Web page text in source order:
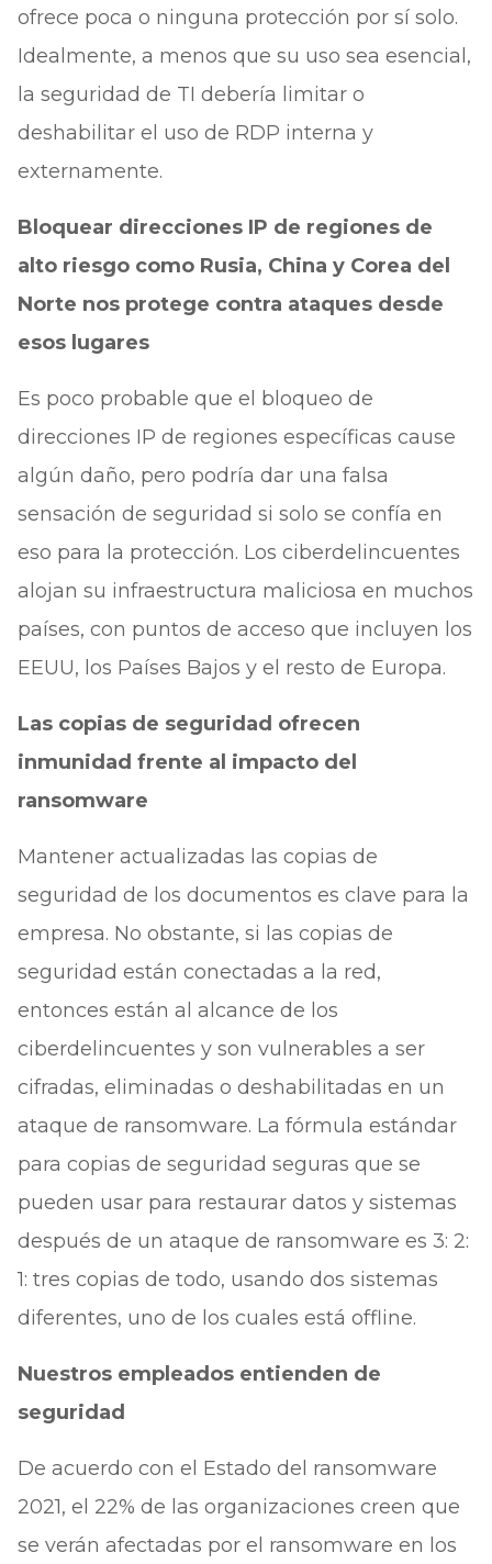
ofrece poca o ninguna protección por sí solo.
Idealmente, a menos que su uso sea esencial,
la seguridad de TI debería limitar o
deshabilitar el uso de RDP interna y
externamente.
Bloquear direcciones IP de regiones de
alto riesgo como Rusia, China y Corea del
Norte nos protege contra ataques desde
esos lugares
Es poco probable que el bloqueo de
direcciones IP de regiones específicas cause
algún daño, pero podría dar una falsa
sensación de seguridad si solo se confía en
eso para la protección. Los ciberdelincuentes
alojan su infraestructura maliciosa en muchos
países, con puntos de acceso que incluyen los
EEUU, los Países Bajos y el resto de Europa.
Las copias de seguridad ofrecen
inmunidad frente al impacto del
ransomware
Mantener actualizadas las copias de
seguridad de los documentos es clave para la
empresa. No obstante, si las copias de
seguridad están conectadas a la red,
entonces están al alcance de los
ciberdelincuentes y son vulnerables a ser
cifradas, eliminadas o deshabilitadas en un
ataque de ransomware. La fórmula estándar
para copias de seguridad seguras que se
pueden usar para restaurar datos y sistemas
después de un ataque de ransomware es 3: 2:
1: tres copias de todo, usando dos sistemas
diferentes, uno de los cuales está offline.
Nuestros empleados entienden de
seguridad
De acuerdo con el Estado del ransomware
2021, el 22% de las organizaciones creen que
se verán afectadas por el ransomware en los